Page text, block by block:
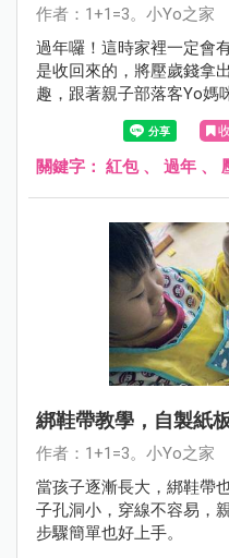
作者：1+1=3。小Yo之家
過年囉！這時家裡一定會
是收回來的，將壓歲錢拿
趣，跟著親子部落客Yo媽
關鍵字： 紅包、 過年 、
綁鞋帶教學，自製紙
作者：1+1=3。小Yo之家
當孩子逐漸長大，綁鞋帶
子孔洞小，穿線不容易，
步驟簡單也好上手。